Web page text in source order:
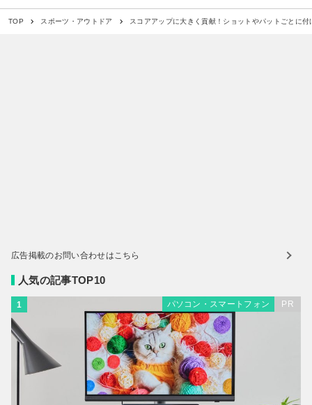
TOP スポーツ・アウトドア スコアアップに大きく貢献！ショットやパットごとに
広告掲載のお問い合わせはこちら
人気の記事TOP10
1 パソコン・スマートフォン PR